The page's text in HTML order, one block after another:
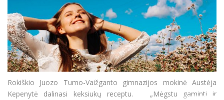
Rokiškio Juozo Tumo-Vaižganto gimnazijos mokinė Austėja
Kepenytė dalinasi keksiukų receptu. „Mėgstu gaminti ir